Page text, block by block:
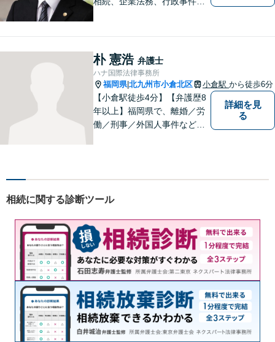
朴 憲浩 弁護士
ハナ国際法律事務所
福岡県|北九州市小倉北区 小倉駅 から徒歩6分
【小倉駅徒歩4分】【弁護歴8
年以上】福岡県で、離婚／労
働／刑事／外国人事件などに
会話のキャッチボールを積み
いります。【韓国語対応可】
詳細を見
る
相続に関する診断ツール